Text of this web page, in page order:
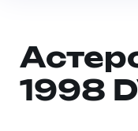
1998